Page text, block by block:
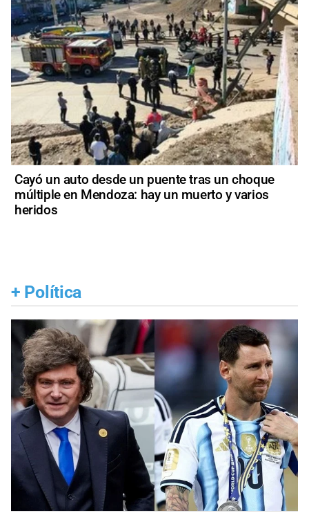
Cayó un auto desde un puente tras un choque
múltiple en Mendoza: hay un muerto y varios
heridos
+ Política